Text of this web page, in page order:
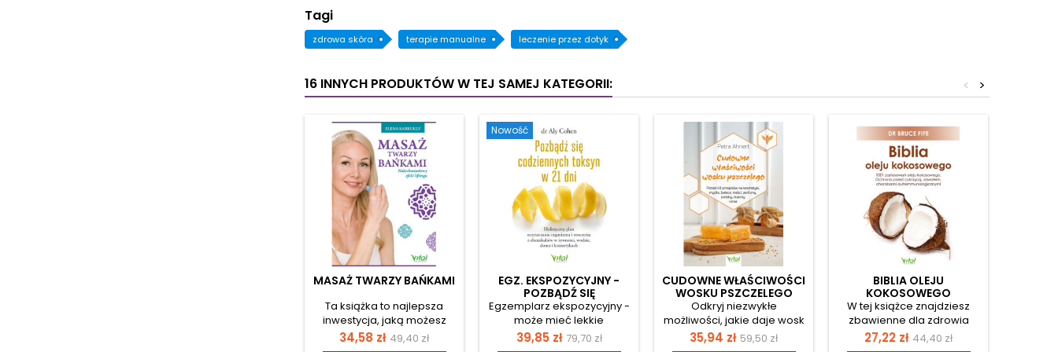
Tagi
zdrowa skóra terapie manualne leczenie przez dotyk
16 INNYCH PRODUKTÓW W TEJ SAMEJ KATEGORII: >
<
MASAŻ TWARZY BAŃKAMI
Ta książka to najlepsza
inwestycja, jaką możesz
zrobić dla siebie. Dzięki
opisanej w niej metodzie
Cena
34,58 zł Cena
49,40 zł
Nowość
EGZ. EKSPOZYCYJNY -
POZBĄDŹ SIĘ
CODZIENNYCH TOKSYN W
21 DNI
Egzemplarz ekspozycyjny -
może mieć lekkie
uszkodzenia (np.
zarysowanie, otarcie
Cena
39,85 zł Cena
79,70 zł
CUDOWNE WŁAŚCIWOŚCI
WOSKU PSZCZELEGO
Odkryj niezwykłe
możliwości, jakie daje wosk
pszczeli w pielęgnacji
twarzy i ciała oraz w
Cena
35,94 zł Cena
59,50 zł
BIBLIA OLEJU
KOKOSOWEGO
W tej książce znajdziesz
zbawienne dla zdrowia
właściwości oleju
kokosowego. Ten znany na
Cena
27,22 zł Cena
44,40 zł